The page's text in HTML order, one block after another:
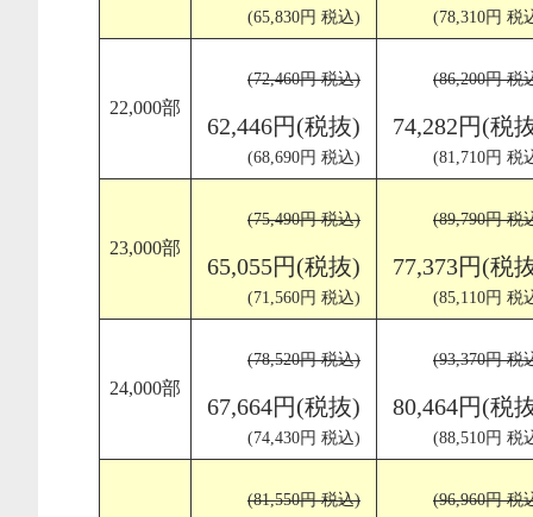
(65,830円 税込) (78,310円 税
22,000部
(72,460円 税込)
62,446円(税抜)
(68,690円 税込)
(86,200円 税
74,282円(税
(81,710円 税
23,000部
(75,490円 税込)
65,055円(税抜)
(71,560円 税込)
(89,790円 税
77,373円(税
(85,110円 税
24,000部
(78,520円 税込)
67,664円(税抜)
(74,430円 税込)
(93,370円 税
80,464円(税
(88,510円 税
(81,550円 税込) (96,960円 税